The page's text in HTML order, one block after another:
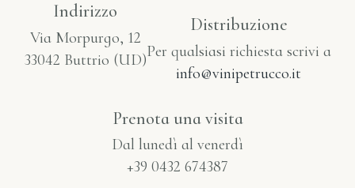
Indirizzo
Via Morpurgo, 12
33042 Buttrio (UD)
Distribuzione
Per qualsiasi richiesta scrivi a
info@vinipetrucco.it
Prenota una visita
Dal lunedì al venerdì
+39 0432 674387